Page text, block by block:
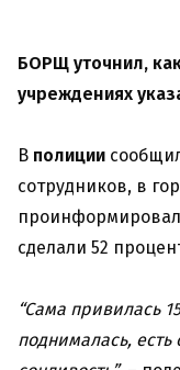
БОРЩ уточнил,
учреждениях
В полиции
сотрудников, в
сделали 52
“Сама привилась
поднималась,